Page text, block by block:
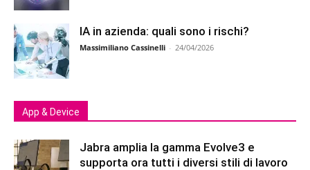
IA in azienda: quali sono i rischi?
Massimiliano Cassinelli - 24/04/2026
App & Device
Jabra amplia la gamma Evolve3 e
supporta ora tutti i diversi stili di lavoro